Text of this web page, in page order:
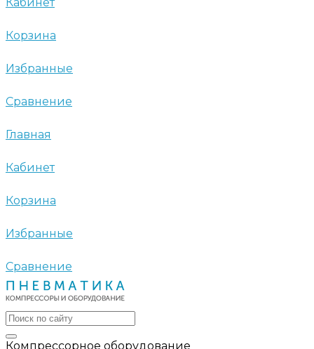
Корзина
Избранные
Сравнение
Главная
Кабинет
Корзина
Избранные
Сравнение
Компрессорное оборудование